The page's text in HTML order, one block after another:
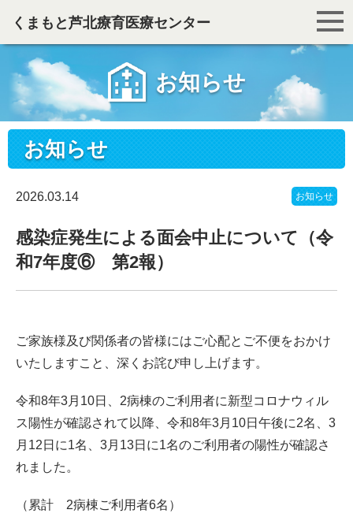
くまもと芦北療育医療センター
お知らせ
お知らせ
2026.03.14 お知らせ
感染症発生による面会中止について（令
和7年度⑥ 第2報）
ご家族様及び関係者の皆様にはご心配とご不便をおかけ
いたしますこと、深くお詫び申し上げます。
令和8年3月10日、2病棟のご利用者に新型コロナウィル
ス陽性が確認されて以降、令和8年3月10日午後に2名、3
月12日に1名、3月13日に1名のご利用者の陽性が確認さ
れました。
（累計 2病棟ご利用者6名）